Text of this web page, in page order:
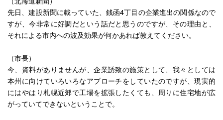
先日、建設新聞に載っていた、銭函4丁目の企業進出の関係なので
すが、今非常に好調だという話だと思うのですが、その理由と、
それによる市内への波及効果が何かあれば教えてください。
（市長）
今、資料がありませんが、企業誘致の施策として、我々としては
本州に向けていろいろなアプローチをしていたのですが、現実的
にはやはり札幌近郊で工場を拡張したくても、周りに住宅地が広
がっていてできないということで。